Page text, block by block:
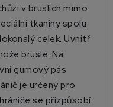
v bruslích mimo
tkaniny spolu
celek. Uvnitř
brusle. Na
gumový pás
je určený pro
se přizpůsobí